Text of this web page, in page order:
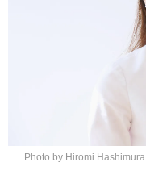
Photo by Hiromi Hashimura